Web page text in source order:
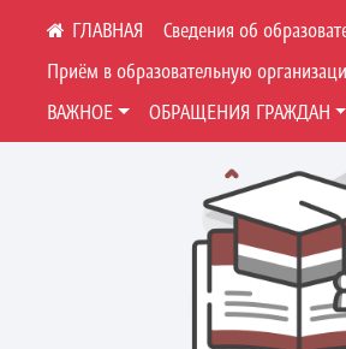
Сведения об
Приём в образовательную
ВАЖНОЕ
ОБРАЩЕНИЯ ГРАЖДАН